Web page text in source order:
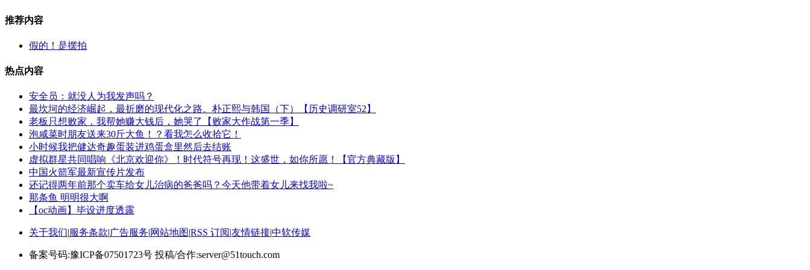
推荐内容
假的！是摆拍
热点内容
安全员：就没人为我发声吗？
最坎坷的经济崛起，最折磨的现代化之路。朴正熙与韩国（下）【历史调研室52】
老板只想败家，我帮她赚大钱后，她哭了【败家大作战第一季】
泡咸菜时朋友送来30斤大鱼！？看我怎么收拾它！
小时候我把健达奇趣蛋装进鸡蛋盒里然后去结账
虚拟群星共同唱响《北京欢迎你》！时代符号再现！这盛世，如你所愿！【官方典藏版】
中国火箭军最新宣传片发布
还记得两年前那个卖车给女儿治病的爸爸吗？今天他带着女儿来找我啦~
那条鱼 明明很大啊
【oc动画】毕设进度透露
关于我们|服务条款|广告服务|网站地图|RSS 订阅|友情链接|中软传媒
备案号码:豫ICP备07501723号 投稿/合作:server@51touch.com